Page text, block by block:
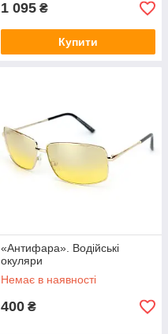
1 095 ₴
Купити
«Антифара». Водійські
окуляри
Немає в наявності
400 ₴